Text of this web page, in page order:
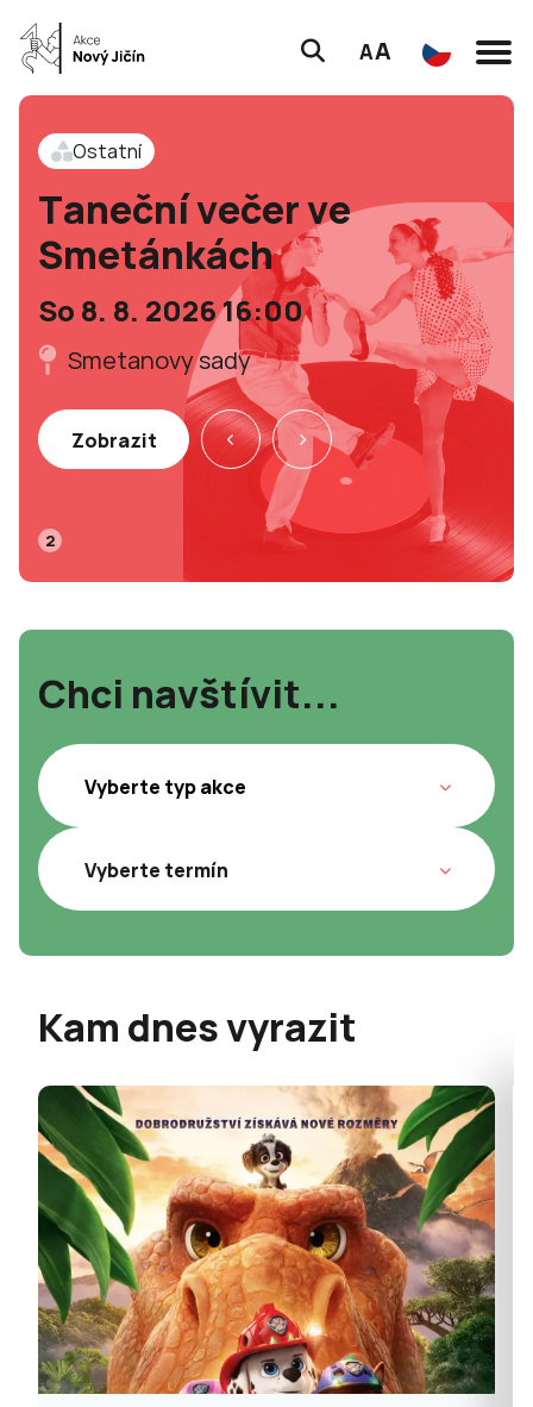
AA
Ostatní
Taneční večer ve
Smetánkách
So 8. 8. 2026 16:00
Smetanovy sady
Zobrazit
2
Chci navštívit...
Kam dnes vyrazit